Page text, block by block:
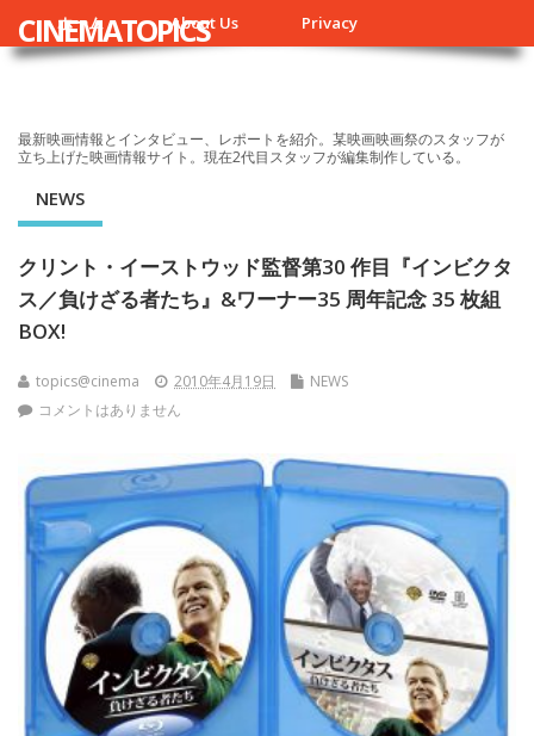
ホーム About Us Privacy
CINEMATOPICS
最新映画情報とインタビュー、レポートを紹介。某映画映画祭のスタッフが
立ち上げた映画情報サイト。現在2代目スタッフが編集制作している。
NEWS
クリント・イーストウッド監督第30 作目『インビクタ
ス／負けざる者たち』&ワーナー35 周年記念 35 枚組
BOX!
topics@cinema 2010年4月19日
NEWS
コメントはありません